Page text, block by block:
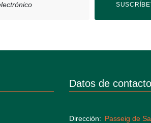
Datos de contacto
Dirección
Passeig de